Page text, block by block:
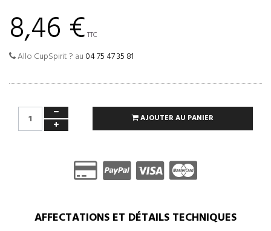
8,46 € TTC
Allo CupSpirit ? au 04 75 47 35 81
AJOUTER AU PANIER
AFFECTATIONS ET DÉTAILS TECHNIQUES